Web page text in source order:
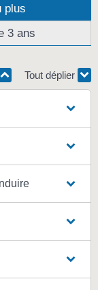
plus
3 ans
Tout déplier